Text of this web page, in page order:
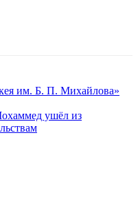
им. Б. П. Михайлова»
ушёл из